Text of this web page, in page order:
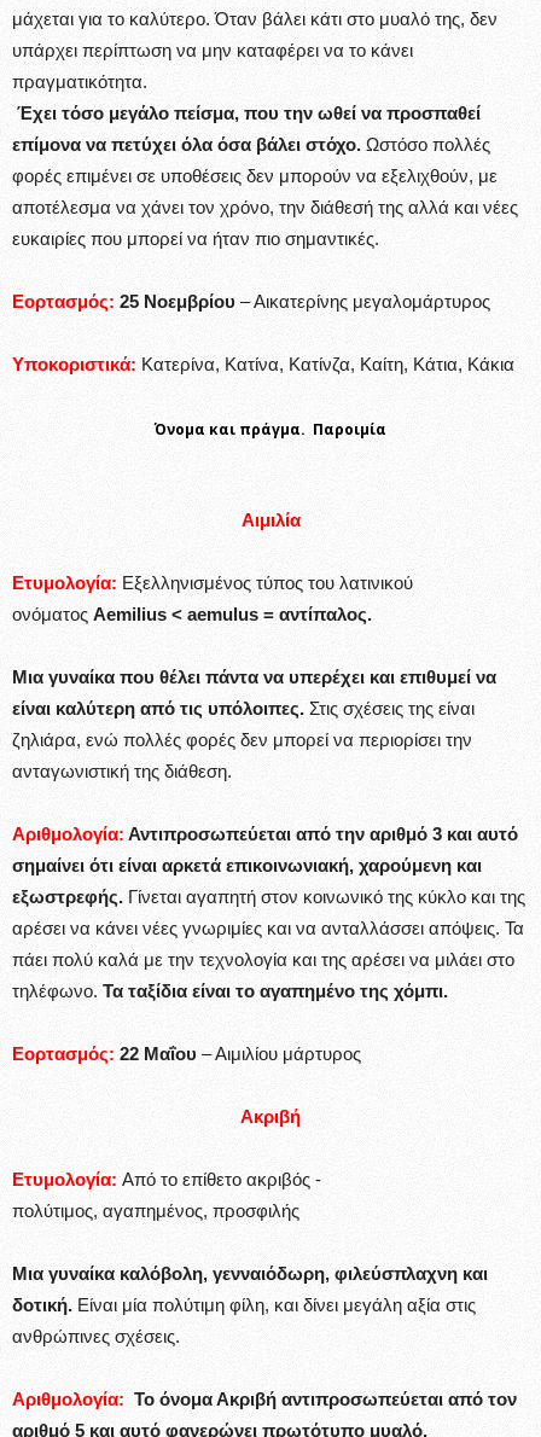
μάχεται για το καλύτερο. Όταν βάλει κάτι στο μυαλό της, δεν
υπάρχει περίπτωση να μην καταφέρει να το κάνει
πραγματικότητα.
Έχει τόσο μεγάλο πείσμα, που την ωθεί να προσπαθεί
επίμονα να πετύχει όλα όσα βάλει στόχο. Ωστόσο πολλές
φορές επιμένει σε υποθέσεις δεν μπορούν να εξελιχθούν, με
αποτέλεσμα να χάνει τον χρόνο, την διάθεσή της αλλά και νέες
ευκαιρίες που μπορεί να ήταν πιο σημαντικές.
Εορτασμός: 25 Νοεμβρίου – Αικατερίνης μεγαλομάρτυρος
Υποκοριστικά: Κατερίνα, Κατίνα, Κατίνζα, Καίτη, Κάτια, Κάκια
Όνομα και πράγμα. Παροιμία
Αιμιλία
Ετυμολογία: Εξελληνισμένος τύπος του λατινικού
ονόματος Aemilius < aemulus = αντίπαλος.
Μια γυναίκα που θέλει πάντα να υπερέχει και επιθυμεί να
είναι καλύτερη από τις υπόλοιπες. Στις σχέσεις της είναι
ζηλιάρα, ενώ πολλές φορές δεν μπορεί να περιορίσει την
ανταγωνιστική της διάθεση.
Αριθμολογία: Αντιπροσωπεύεται από την αριθμό 3 και αυτό
σημαίνει ότι είναι αρκετά επικοινωνιακή, χαρούμενη και
εξωστρεφής. Γίνεται αγαπητή στον κοινωνικό της κύκλο και της
αρέσει να κάνει νέες γνωριμίες και να ανταλλάσσει απόψεις. Τα
πάει πολύ καλά με την τεχνολογία και της αρέσει να μιλάει στο
τηλέφωνο. Τα ταξίδια είναι το αγαπημένο της χόμπι.
Εορτασμός: 22 Μαΐου – Αιμιλίου μάρτυρος
Ακριβή
Ετυμολογία: Από το επίθετο ακριβός -
πολύτιμος, αγαπημένος, προσφιλής
Μια γυναίκα καλόβολη, γενναιόδωρη, φιλεύσπλαχνη και
δοτική. Είναι μία πολύτιμη φίλη, και δίνει μεγάλη αξία στις
ανθρώπινες σχέσεις.
Αριθμολογία: Το όνομα Ακριβή αντιπροσωπεύεται από τον
αριθμό 5 και αυτό φανερώνει πρωτότυπο μυαλό,